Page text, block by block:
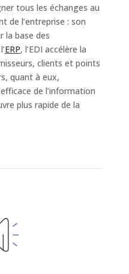
tous les échanges au
de l’entreprise : son
la base des
ERP, l’EDI accélère la
clients et points
quant à eux,
de l’information
plus rapide de la